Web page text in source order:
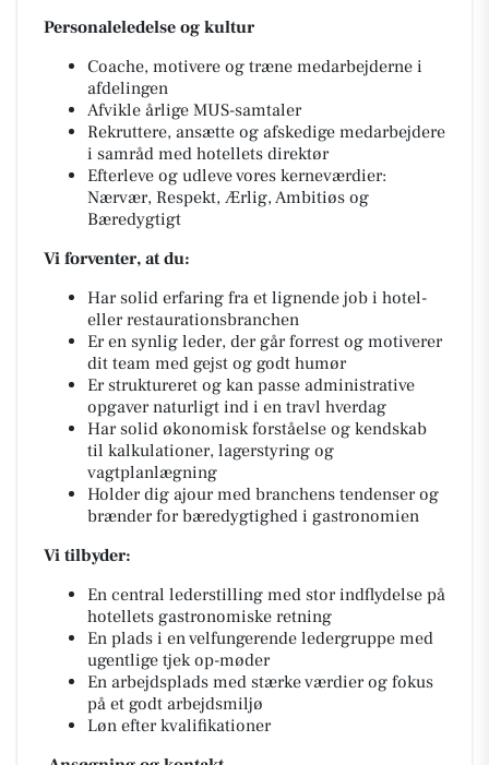
Personaleledelse og kultur
Coache, motivere og træne medarbejderne i
afdelingen
Afvikle årlige MUS-samtaler
Rekruttere, ansætte og afskedige medarbejdere
i samråd med hotellets direktør
Efterleve og udleve vores kerneværdier:
Nærvær, Respekt, Ærlig, Ambitiøs og
Bæredygtigt
Vi forventer, at du:
Har solid erfaring fra et lignende job i hotel-
eller restaurationsbranchen
Er en synlig leder, der går forrest og motiverer
dit team med gejst og godt humør
Er struktureret og kan passe administrative
opgaver naturligt ind i en travl hverdag
Har solid økonomisk forståelse og kendskab
til kalkulationer, lagerstyring og
vagtplanlægning
Holder dig ajour med branchens tendenser og
brænder for bæredygtighed i gastronomien
Vi tilbyder:
En central lederstilling med stor indflydelse på
hotellets gastronomiske retning
En plads i en velfungerende ledergruppe med
ugentlige tjek op-møder
En arbejdsplads med stærke værdier og fokus
på et godt arbejdsmiljø
Løn efter kvalifikationer